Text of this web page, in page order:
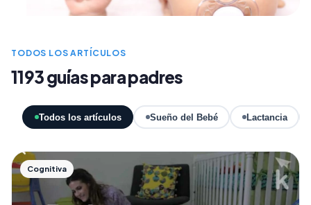
TODOS LOS ARTÍCULOS
1193 guías para padres
Todos los artículos Sueño del Bebé Lactancia
Cognitiva